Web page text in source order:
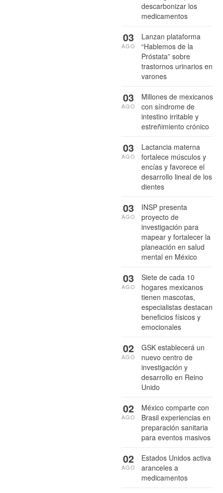
descarbonizar los
medicamentos
Lanzan plataforma
“Hablemos de la
Próstata” sobre
trastornos urinarios en
varones
03
AGO
Millones de mexicanos
con síndrome de
intestino irritable y
estreñimiento crónico
03
AGO
Lactancia materna
fortalece músculos y
encías y favorece el
desarrollo lineal de los
dientes
03
AGO
INSP presenta
proyecto de
investigación para
mapear y fortalecer la
planeación en salud
mental en México
03
AGO
Siete de cada 10
hogares mexicanos
tienen mascotas,
especialistas destacan
beneficios físicos y
emocionales
03
AGO
GSK establecerá un
nuevo centro de
investigación y
desarrollo en Reino
Unido
02
AGO
México comparte con
Brasil experiencias en
preparación sanitaria
para eventos masivos
02
AGO
Estados Unidos activa
aranceles a
medicamentos
02
AGO